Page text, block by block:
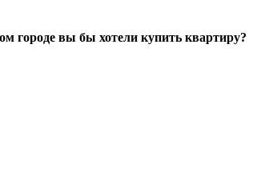
городе вы бы хотели купить квартиру?